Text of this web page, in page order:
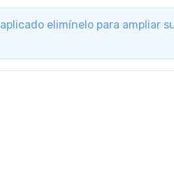
aplicado elimínelo para ampliar